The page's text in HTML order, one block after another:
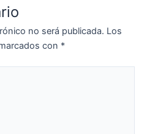
no será publicada. Los
con *